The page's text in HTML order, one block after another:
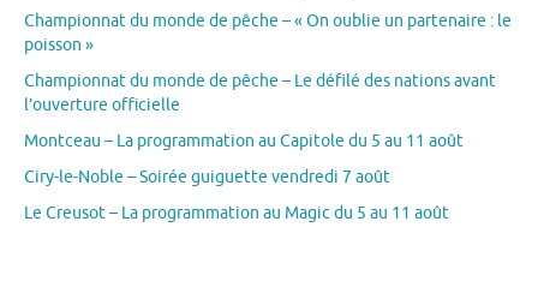
Championnat du monde de pêche – « On oublie un partenaire : le
poisson »
Championnat du monde de pêche – Le défilé des nations avant
l’ouverture officielle
Montceau – La programmation au Capitole du 5 au 11 août
Ciry-le-Noble – Soirée guiguette vendredi 7 août
Le Creusot – La programmation au Magic du 5 au 11 août